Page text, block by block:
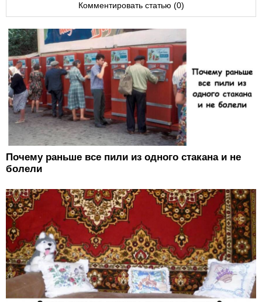
Комментировать статью (0)
Почему раньше все пили из одного стакана и не
болели